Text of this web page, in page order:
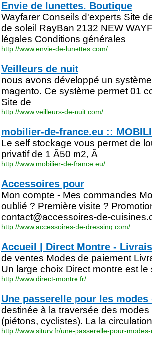
Envie de lunettes. Boutique
Wayfarer Conseils d'experts Site
de soleil RayBan 2132 NEW
légales Conditions générales
http://www.envie-de-lunettes.com/
Veilleurs de nuit
nous avons développé un
magento. Ce système permet 01
Site de
http://www.veilleurs-de-nuit.com/
mobilier-de-france.eu ::
Le self stockage vous permet de
privatif de 1 Ã50 m2, Ã
http://www.mobilier-de-france.eu/
Accessoires pour
Mon compte - Mes commandes
oublié ? Première visite ?
contact@accessoires-de-
http://www.accessoires-de-dressing.com/
Accueil | Direct Montre -
de ventes Modes de paiement
Un large choix Direct montre est
http://www.direct-montre.fr/
Une passerelle pour les modes
destinée à la traversée des
(piétons, cyclistes). La la
http://www.siturv.fr/une-passerelle-pour-